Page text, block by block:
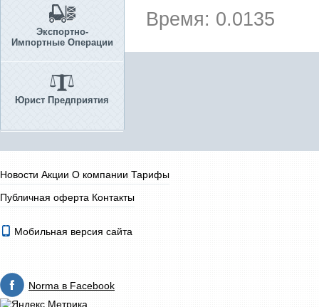
Экспортно-
Импортные Операции
Юрист Предприятия
Время: 0.0135
Новости Акции О компании Тарифы
Публичная оферта Контакты
Мобильная версия сайта
Norma в Facebook